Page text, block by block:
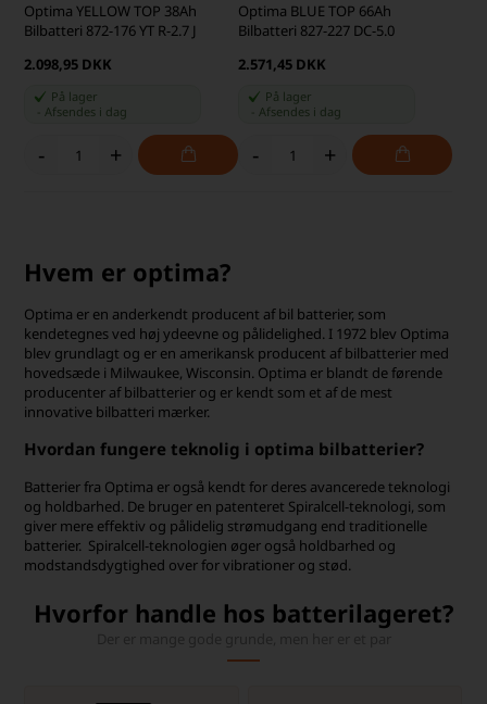
Optima YELLOW TOP 38Ah
Bilbatteri 872-176 YT R-2.7 J
2.098,95 DKK
På lager
-Afsendes i dag
- +
Optima BLUE TOP 66Ah
Bilbatteri 827-227 DC-5.0
2.571,45 DKK
På lager
Afsendes i dag
- +
Hvem er optima?
Optima er en anderkendt producent af bil batterier, som
kendetegnes ved høj ydeevne og pålidelighed. I 1972 blev Optima
blev grundlagt og er en amerikansk producent af bilbatterier med
hovedsæde i Milwaukee, Wisconsin. Optima er blandt de førende
producenter af bilbatterier og er kendt som et af de mest
innovative bilbatteri mærker.
Hvordan fungere teknolig i optima bilbatterier?
Batterier fra Optima er også kendt for deres avancerede teknologi
og holdbarhed. De bruger en patenteret Spiralcell-teknologi, som
giver mere effektiv og pålidelig strømudgang end traditionelle
batterier. Spiralcell-teknologien øger også holdbarhed og
modstandsdygtighed over for vibrationer og stød.
Hvorfor handle hos batterilageret?